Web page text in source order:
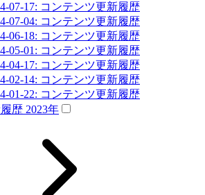
07-17: コンテンツ更新履歴
07-04: コンテンツ更新履歴
06-18: コンテンツ更新履歴
05-01: コンテンツ更新履歴
04-17: コンテンツ更新履歴
02-14: コンテンツ更新履歴
01-22: コンテンツ更新履歴
歴 2023年